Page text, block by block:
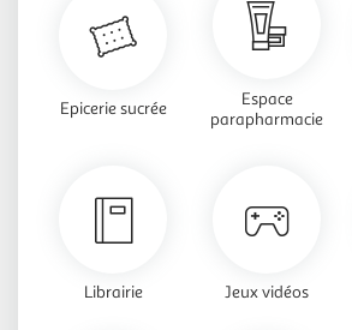
Epicerie sucrée
Espace
parapharmacie
Librairie Jeux vidéos